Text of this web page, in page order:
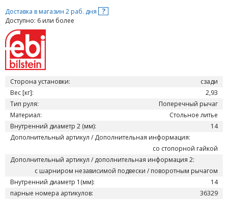
Доставка в магазин 2 раб. дня ?
Доступно: 6 или более
Сторона установки:
сзади
Вес [кг]:
2,93
Тип руля:
Поперечный рычаг
Материал:
Стольное литье
Внутренний диаметр 2 (мм):
14
Дополнительный артикул / Дополнительная информация:
со стопорной гайкой
Дополнительный артикул / дополнительная информация 2:
c шарниром независимой подвески / поворотным рычагом
Внутренний диаметр 1(мм):
14
парные номера артикулов:
36329